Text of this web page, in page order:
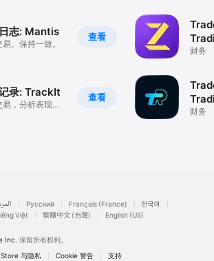
查看
志: Mantis
。保持一致。
查看
录: TrackIt
易，分析表现，
财务
财务
Русский Français (France)
한국어
Việt 繁體中文 (台灣) English (US)
Inc. 保留所有权利。
与隐私 Cookie 警告 支持